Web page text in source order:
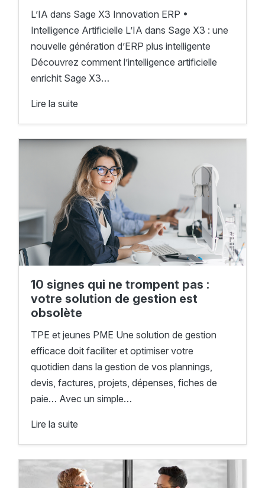
L’IA dans Sage X3 Innovation ERP •
Intelligence Artificielle L’IA dans Sage X3 : une
nouvelle génération d’ERP plus intelligente
Découvrez comment l’intelligence artificielle
enrichit Sage X3…
Lire la suite
10 signes qui ne trompent pas :
votre solution de gestion est
obsolète
TPE et jeunes PME Une solution de gestion
efficace doit faciliter et optimiser votre
quotidien dans la gestion de vos plannings,
devis, factures, projets, dépenses, fiches de
paie… Avec un simple…
Lire la suite